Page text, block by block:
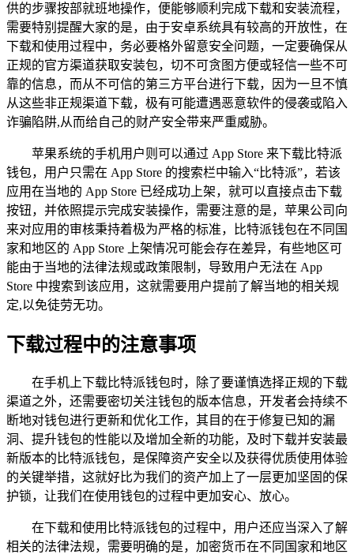
供的步骤按部就班地操作，便能够顺利完成下载和安装流程，
需要特别提醒大家的是，由于安卓系统具有较高的开放性，在
下载和使用过程中，务必要格外留意安全问题，一定要确保从
正规的官方渠道获取安装包，切不可贪图方便或轻信一些不可
靠的信息，而从不可信的第三方平台进行下载，因为一旦不慎
从这些非正规渠道下载，极有可能遭遇恶意软件的侵袭或陷入
诈骗陷阱,从而给自己的财产安全带来严重威胁。
苹果系统的手机用户则可以通过 App Store 来下载比特派
钱包，用户只需在 App Store 的搜索栏中输入“比特派”，若该
应用在当地的 App Store 已经成功上架，就可以直接点击下载
按钮，并依照提示完成安装操作，需要注意的是，苹果公司向
来对应用的审核秉持着极为严格的标准，比特派钱包在不同国
家和地区的 App Store 上架情况可能会存在差异，有些地区可
能由于当地的法律法规或政策限制，导致用户无法在 App
Store 中搜索到该应用，这就需要用户提前了解当地的相关规
定,以免徒劳无功。
下载过程中的注意事项
在手机上下载比特派钱包时，除了要谨慎选择正规的下载
渠道之外，还需要密切关注钱包的版本信息，开发者会持续不
断地对钱包进行更新和优化工作，其目的在于修复已知的漏
洞、提升钱包的性能以及增加全新的功能，及时下载并安装最
新版本的比特派钱包，是保障资产安全以及获得优质使用体验
的关键举措，这就好比为我们的资产加上了一层更加坚固的保
护锁，让我们在使用钱包的过程中更加安心、放心。
在下载和使用比特派钱包的过程中，用户还应当深入了解
相关的法律法规，需要明确的是，加密货币在不同国家和地区